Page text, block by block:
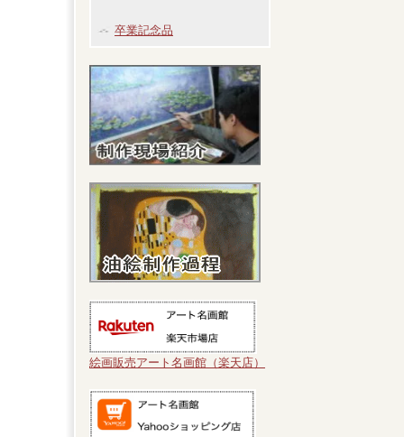
卒業記念品
絵画販売アート名画館（楽天店）